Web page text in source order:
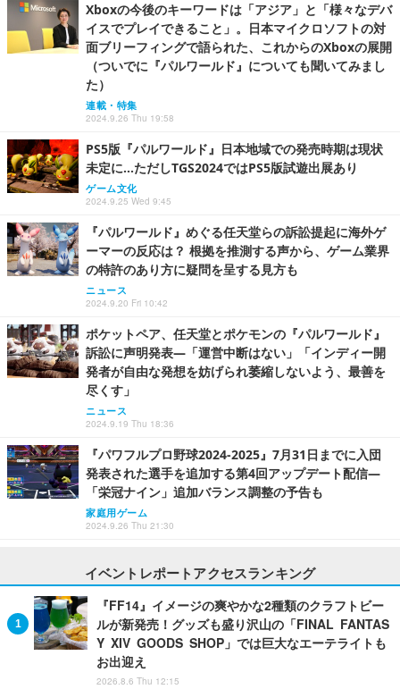
Xboxの今後のキーワードは「アジア」と「様々なデバ
イスでプレイできること」。日本マイクロソフトの対
面ブリーフィングで語られた、これからのXboxの展開
（ついでに『パルワールド』についても聞いてみまし
た）
連載・特集
2024.9.26 Thu 19:58
PS5版『パルワールド』日本地域での発売時期は現状
未定に…ただしTGS2024ではPS5版試遊出展あり
ゲーム文化
2024.9.25 Wed 9:45
『パルワールド』めぐる任天堂らの訴訟提起に海外ゲ
ーマーの反応は？ 根拠を推測する声から、ゲーム業界
の特許のあり方に疑問を呈する見方も
ニュース
2024.9.20 Fri 10:42
ポケットペア、任天堂とポケモンの『パルワールド』
訴訟に声明発表―「運営中断はない」「インディー開
発者が自由な発想を妨げられ萎縮しないよう、最善を
尽くす」
ニュース
2024.9.19 Thu 18:36
『パワフルプロ野球2024-2025』7月31日までに入団
発表された選手を追加する第4回アップデート配信―
「栄冠ナイン」追加バランス調整の予告も
家庭用ゲーム
2024.9.26 Thu 21:30
イベントレポートアクセスランキング
『FF14』イメージの爽やかな2種類のクラフトビー
ルが新発売！グッズも盛り沢山の「FINAL FANTAS
Y XIV GOODS SHOP」では巨大なエーテライトも
お出迎え
2026.8.6 Thu 12:15